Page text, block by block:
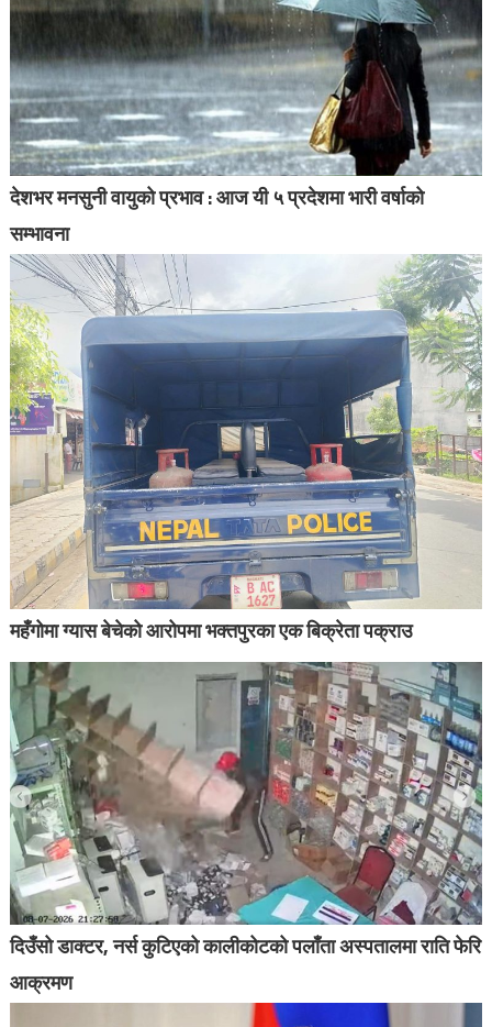
देशभर मनसुनी वायुको प्रभाव : आज यी ५ प्रदेशमा भारी वर्षाको
सम्भावना
महँगोमा ग्यास बेचेको आरोपमा भक्तपुरका एक बिक्रेता पक्राउ
दिउँसो डाक्टर, नर्स कुटिएको कालीकोटको पलाँता अस्पतालमा राति फेरि
आक्रमण